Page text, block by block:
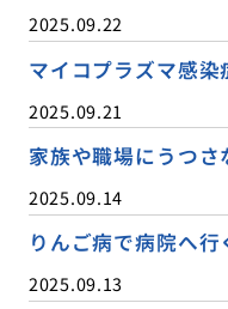
2025.09.22
マイコプラズマ感
2025.09.21
家族や職場にうつ
2025.09.14
りんご病で病院へ
2025.09.13